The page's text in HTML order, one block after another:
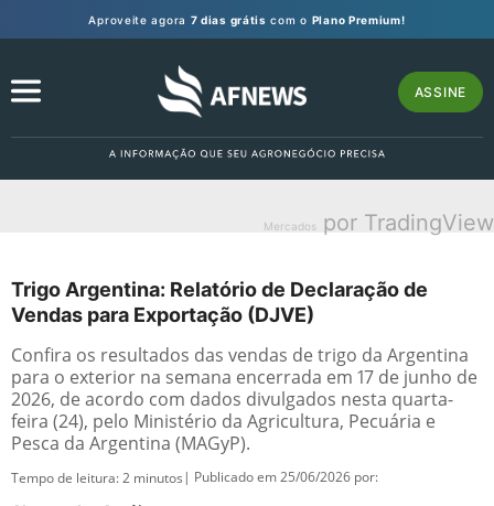
Aproveite agora 7 dias grátis com o Plano Premium!
ASSINE
Mercados por TradingView
Trigo Argentina: Relatório de Declaração de
Vendas para Exportação (DJVE)
Confira os resultados das vendas de trigo da Argentina
para o exterior na semana encerrada em 17 de junho de
2026, de acordo com dados divulgados nesta quarta-
feira (24), pelo Ministério da Agricultura, Pecuária e
Pesca da Argentina (MAGyP).
Tempo de leitura:2 minutos | Publicado em 25/06/2026 por: